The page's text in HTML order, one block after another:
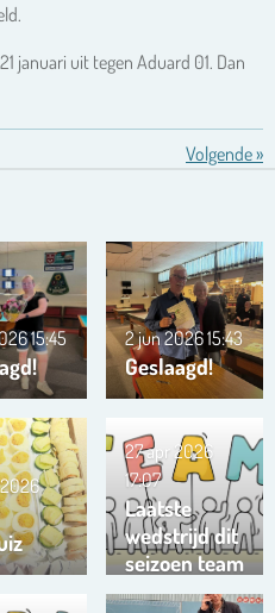
januari uit tegen Aduard 01. Dan
Volgende»
15:45
Geslaagd!
2 jun 202615:43
Laatste
wedstrijd dit
seizoen team
Trianta 01
27 apr 2026
17:07